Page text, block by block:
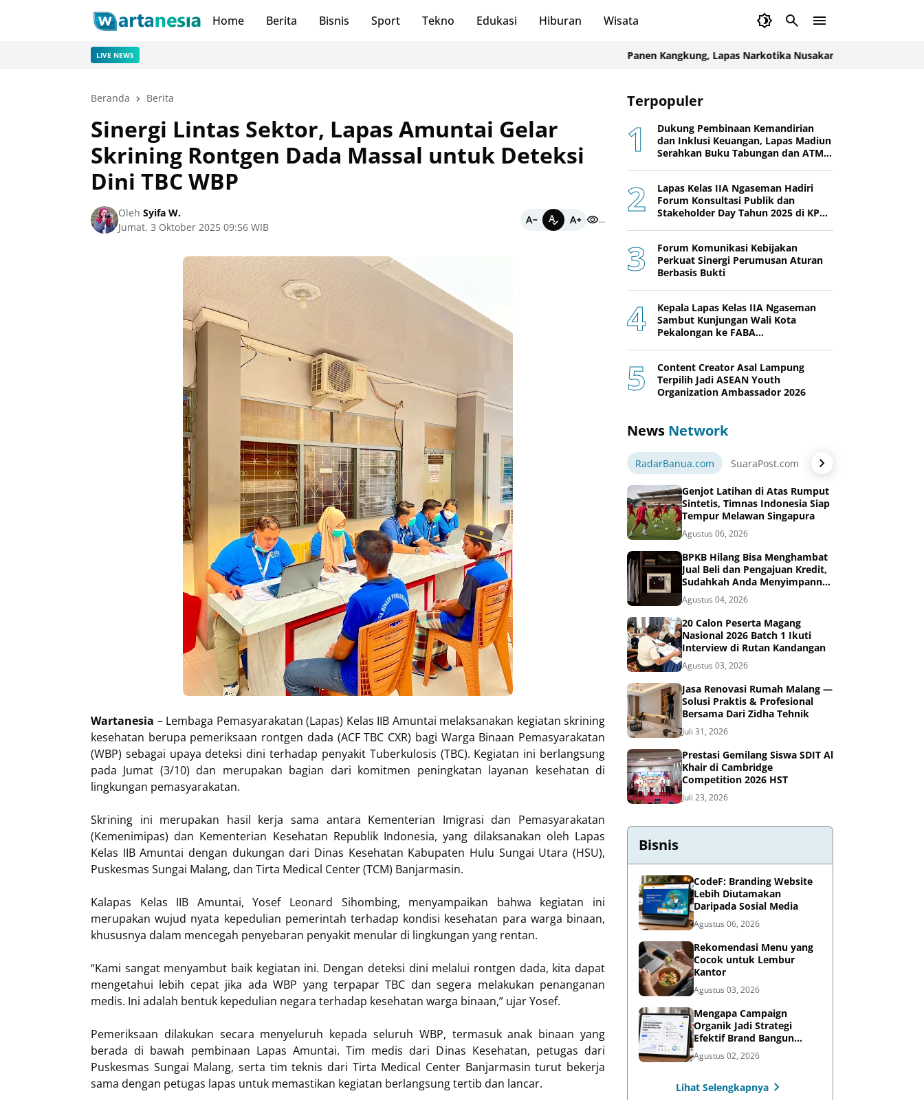
Home Berita Bisnis Sport Tekno Edukasi Hiburan Wisata
LIVE NEWS Panen Kangkung, Lapas Narkotika Nusakambangan Tingkatkan
Beranda Berita
Sinergi Lintas Sektor, Lapas Amuntai Gelar
Skrining Rontgen Dada Massal untuk Deteksi
Dini TBC WBP
Oleh Syifa W.
Jumat, 3 Oktober 2025 09:56 WIB
...
Wartanesia – Lembaga Pemasyarakatan (Lapas) Kelas IIB Amuntai melaksanakan kegiatan skrining
kesehatan berupa pemeriksaan rontgen dada (ACF TBC CXR) bagi Warga Binaan Pemasyarakatan
(WBP) sebagai upaya deteksi dini terhadap penyakit Tuberkulosis (TBC). Kegiatan ini berlangsung
pada Jumat (3/10) dan merupakan bagian dari komitmen peningkatan layanan kesehatan di
lingkungan pemasyarakatan.
Skrining ini merupakan hasil kerja sama antara Kementerian Imigrasi dan Pemasyarakatan
(Kemenimipas) dan Kementerian Kesehatan Republik Indonesia, yang dilaksanakan oleh Lapas
Kelas IIB Amuntai dengan dukungan dari Dinas Kesehatan Kabupaten Hulu Sungai Utara (HSU),
Puskesmas Sungai Malang, dan Tirta Medical Center (TCM) Banjarmasin.
Kalapas Kelas IIB Amuntai, Yosef Leonard Sihombing, menyampaikan bahwa kegiatan ini
merupakan wujud nyata kepedulian pemerintah terhadap kondisi kesehatan para warga binaan,
khususnya dalam mencegah penyebaran penyakit menular di lingkungan yang rentan.
“Kami sangat menyambut baik kegiatan ini. Dengan deteksi dini melalui rontgen dada, kita dapat
mengetahui lebih cepat jika ada WBP yang terpapar TBC dan segera melakukan penanganan
medis. Ini adalah bentuk kepedulian negara terhadap kesehatan warga binaan,” ujar Yosef.
Pemeriksaan dilakukan secara menyeluruh kepada seluruh WBP, termasuk anak binaan yang
berada di bawah pembinaan Lapas Amuntai. Tim medis dari Dinas Kesehatan, petugas dari
Puskesmas Sungai Malang, serta tim teknis dari Tirta Medical Center Banjarmasin turut bekerja
sama dengan petugas lapas untuk memastikan kegiatan berlangsung tertib dan lancar.
Terpopuler
Dukung Pembinaan Kemandirian
dan Inklusi Keuangan, Lapas Madiun
Serahkan Buku Tabungan dan ATM
Lapas Kelas IIA Ngaseman Hadiri
Forum Konsultasi Publik dan
Stakeholder Day Tahun 2025 di KPPN
Forum Komunikasi Kebijakan
Perkuat Sinergi Perumusan Aturan
Berbasis Bukti
Kepala Lapas Kelas IIA Ngaseman
Sambut Kunjungan Wali Kota
Pekalongan ke FABA
Content Creator Asal Lampung
Terpilih Jadi ASEAN Youth
Organization Ambassador 2026
News Network
RadarBanua.com SuaraPost.com NarasiNews.com
Genjot Latihan di Atas Rumput
Sintetis, Timnas Indonesia Siap
Tempur Melawan Singapura
Agustus 06, 2026
BPKB Hilang Bisa Menghambat
Jual Beli dan Pengajuan Kredit,
Sudahkah Anda Menyimpannya
di Brankas BPKB?
Agustus 04, 2026
20 Calon Peserta Magang
Nasional 2026 Batch 1 Ikuti
Interview di Rutan Kandangan
Agustus 03, 2026
Jasa Renovasi Rumah Malang —
Solusi Praktis & Profesional
Bersama Dari Zidha Tehnik
Juli 31, 2026
Prestasi Gemilang Siswa SDIT Al
Khair di Cambridge
Competition 2026 HST
Juli 23, 2026
Bisnis
CodeF: Branding Website
Lebih Diutamakan
Daripada Sosial Media
Agustus 06, 2026
Rekomendasi Menu yang
Cocok untuk Lembur
Kantor
Agustus 03, 2026
Mengapa Campaign
Organik Jadi Strategi
Efektif Brand Bangun
Awareness di Media Sosial
Agustus 02, 2026
Lihat Selengkapnya